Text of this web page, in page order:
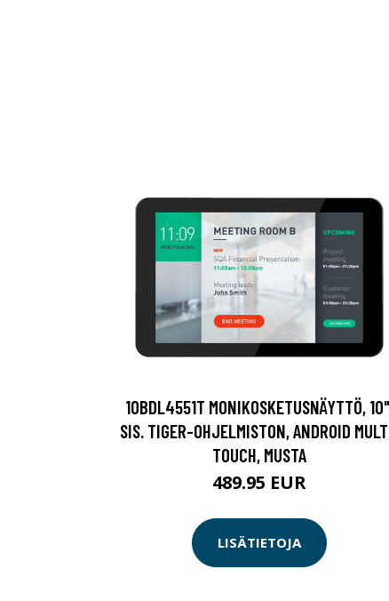
10BDL4551T MONIKOSKETUSNÄYTTÖ,
SIS. TIGER-OHJELMISTON, ANDROID
TOUCH, MUSTA
489.95 EUR
LISÄTIETOJA